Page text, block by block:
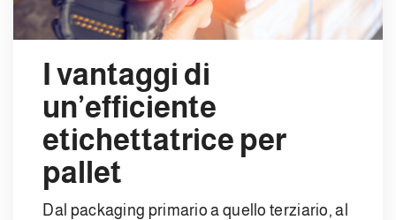
I vantaggi di
un’efficiente
etichettatrice per
pallet
Dal packaging primario a quello terziario, al